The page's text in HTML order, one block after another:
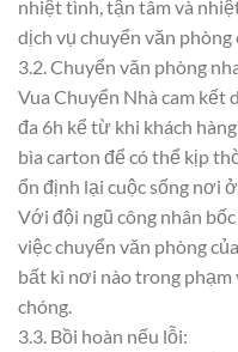
nhiệt tình, tận tâm và
dịch vụ chuyển văn phòng
3.2. Chuyển văn phòng
Vua Chuyển Nhà cam kết
đa 6h kể từ khi khách
bìa carton để có thể kịp
ổn định lại cuộc sống nơi
Với đội ngũ công nhân
việc chuyển văn phòng
bất kì nơi nào trong
chóng.
3.3. Bồi hoàn nếu lỗi: